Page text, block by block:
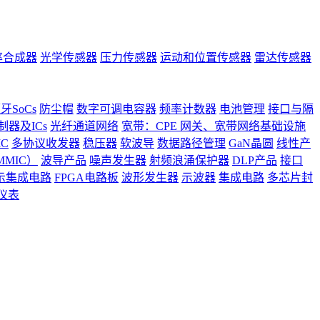
合成器 光学传感器 压力传感器 运动和位置传感器 雷达传感器
SoCs 防尘帽 数字可调电容器 频率计数器 电池管理 接口与隔
器及ICs 光纤通道网络 宽带：CPE 网关、宽带网络基础设施
多协议收发器 稳压器 软波导 数据路径管理 GaN晶圆 线性产
）
波导产品 噪声发生器 射频浪涌保护器 DLP产品 接口
集成电路 FPGA电路板 波形发生器 示波器 集成电路 多芯片封
表